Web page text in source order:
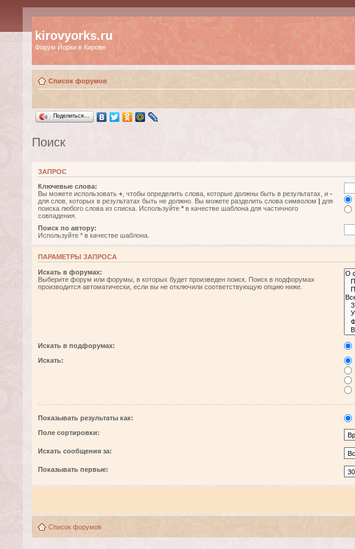
kirovyorks.ru
Форум Йорки в Кирове
Список форумов
Поделиться…
Поиск
ЗАПРОС
Ключевые слова:
Вы можете использовать + , чтобы определить слова, которые должны быть в результатах, и -
для слов, которых в результатах быть не должно. Вы можете разделить слова символом | для
поиска любого слова из списка. Используйте * в качестве шаблона для частичного
совпадения.
Поиск по автору:
Используйте * в качестве шаблона.
ПАРАМЕТРЫ ЗАПРОСА
Искать в форумах:
Выберите форум или форумы, в которых будет произведен поиск. Поиск в подфорумах
производится автоматически, если вы не отключили соответствующую опцию ниже.
Искать в подфорумах:
Искать:
Показывать результаты как:
Поле сортировки:
Искать сообщения за:
Показывать первые:
Список форумов